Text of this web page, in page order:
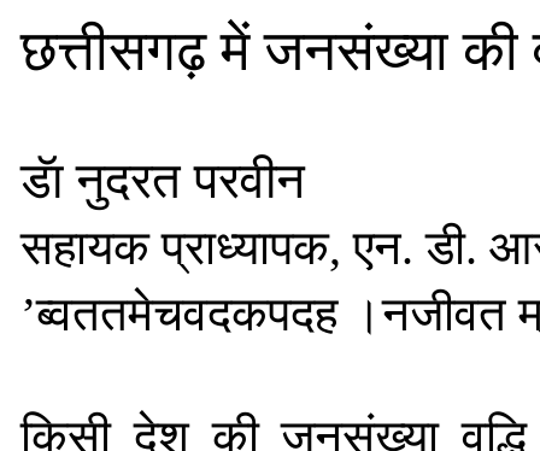
छत्तीसगढ़मेंजनसंख्याकी
डॅानुदरतपरवीन
सहायकप्राध्यापक,एन.डी.
’ब्वततमेचवदकपदह ।नजीवत
किसी देश की जनसंख्या वृद्धि